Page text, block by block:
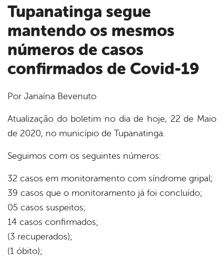
Tupanatinga segue
mantendo os mesmos
números de casos
confirmados de Covid-19
Por Janaína Bevenuto
Atualização do boletim no dia de hoje, 22 de Maio
de 2020, no município de Tupanatinga.
Seguimos com os seguintes números:
32 casos em monitoramento com síndrome gripal;
39 casos que o monitoramento já foi concluído;
05 casos suspeitos;
14 casos confirmados;
(3 recuperados);
(1 óbito);